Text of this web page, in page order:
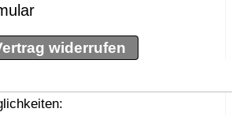
widerrufen